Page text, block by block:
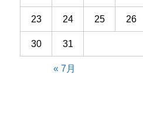
23 24 25 26
30 31
« 7月